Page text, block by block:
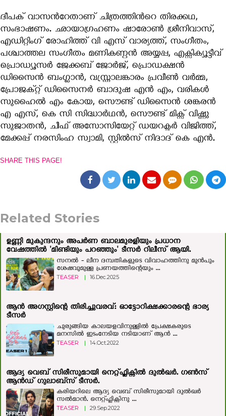
ദീപക് വാസന്‍റേതാണ് ചിത്രത്തിന്‍റെ തിരക്കഥ,
സംഭാഷണം. ഛായാഗ്രഹണം ഷാരോണ്‍ ശ്രീനിവാസ്,
എഡിറ്റിംഗ് രോഹിത്ത് വി എസ് വാര്യത്ത്, സംഗീതം,
പശ്ചാത്തല സംഗീതം മണികണ്ഠന്‍ അയ്യപ്പ, എക്സിക്യൂട്ടീവ്
പ്രൊഡ്യൂസര്‍ ജേക്കബ് ജോര്‍ജ്, പ്രൊഡക്ഷന്‍
ഡിസൈന്‍ ബംഗ്ലാന്‍, വസ്ത്രാലങ്കാരം പ്രവീണ്‍ വര്‍മ്മ,
പ്രോജക്റ്റ് ഡിസൈനര്‍ ബാദുഷ എന്‍ എം, വരികള്‍
സുഹൈല്‍ എം കോയ, സൌണ്ട് ഡിസൈന്‍ ശങ്കരന്‍
എ എസ്, കെ സി സിദ്ധാര്‍ഥന്‍, സൌണ്ട് മിക്സ് വിഷ്ണു
സുജാതന്‍, ചീഫ് അസോസിയേറ്റ് ഡയറക്ടര്‍ വിജിത്ത്,
മേക്കപ്പ് നരസിംഹ സ്വാമി, സ്റ്റില്‍സ് നിദാദ് കെ എന്‍.
SHARE THIS PAGE!
Related Stories
ഉണ്ണി മുകുന്ദനും അപർണ ബാലമുരളിയും പ്രധാന
വേഷത്തിൽ 'മിണ്ടിയും പറഞ്ഞും' ടീസർ റിലീസ് ആയി.
സനൽ - ലീന ദമ്പതികളുടെ വിവാഹത്തിനു മുൻപും
ശേഷവുമുള്ള പ്രണയത്തിന്റെയും ...
TEASER | 16.Dec.2025
ആന്‍ അഗസ്റ്റിന്റെ തിരിച്ചുവരവ്: ഓട്ടോറിക്ഷക്കാരന്റെ ഭാര്യ
ടീസര്‍
ചുരുങ്ങിയ കാലയളവിനുള്ളില്‍ പ്രേക്ഷകരുടെ
മനസില്‍ ഇടംനേടിയ നടിയാണ് ആന്‍ ...
TEASER | 14.Oct.2022
ആദ്യ വെബ് സിരീസുമായി നെറ്റ്ഫ്ലിക്സില്‍ ദുല്‍ഖര്‍. ഗണ്‍സ്
ആന്‍ഡ് ഗുലാബ്‍സ് ടീസര്‍.
കരിയറിലെ ആദ്യ വെബ് സിരീസുമായി ദുല്‍ഖര്‍
സല്‍മാന്‍. നെറ്റ്ഫ്ലിക്സിനു ...
TEASER | 29.Sep.2022